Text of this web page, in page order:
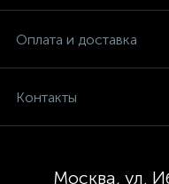
Оплата и доставка
Контакты
Москва, ул.